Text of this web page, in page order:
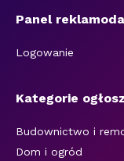
Panel
Logowanie
Kategorie
Budownictwo i
Dom i ogród